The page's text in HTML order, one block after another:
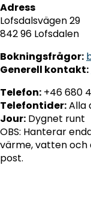
Adress
Lofsdalsvägen 29
842 96 Lofsdalen
Bokningsfrågor:
Generell kontakt:
Telefon: +46 680
Telefontider:Alla
Jour: Dygnet runt
OBS: Hanterar
värme, vatten och
post.